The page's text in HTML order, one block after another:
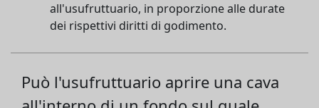
all'usufruttuario, in proporzione alle durate
dei rispettivi diritti di godimento.
Può l'usufruttuario aprire una cava